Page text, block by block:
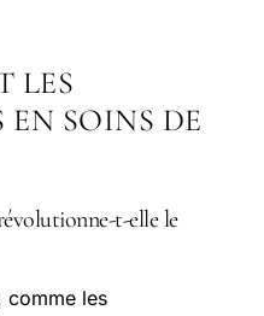
LES
SOINS DE
t-elle le
comme les